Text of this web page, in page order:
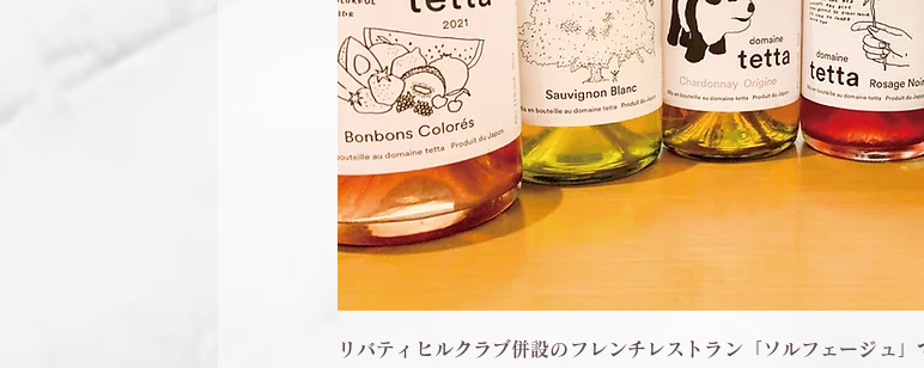
リバティヒルクラブ併設のフレンチレストラン「ソルフェージュ